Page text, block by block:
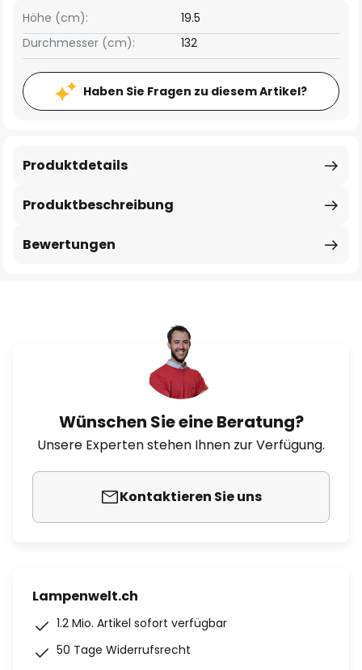
Höhe (cm):
19.5
Durchmesser (cm):
132
Haben Sie Fragen zu diesem Artikel?
Produktbeschreibung
Produktdetails
Bewertungen
Wünschen Sie eine Beratung?
Unsere Experten stehen Ihnen zur Verfügung.
Kontaktieren Sie uns
Lampenwelt.ch
1.2 Mio. Artikel sofort verfügbar
50 Tage Widerrufsrecht